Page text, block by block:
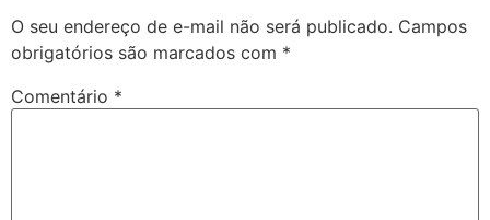
O seu endereço de e-mail não será publicado. Campos
obrigatórios são marcados com *
Comentário *